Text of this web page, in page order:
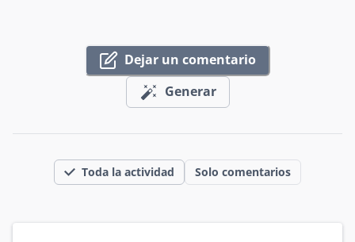
Dejar un comentario
Generar
Toda la actividad Solo comentarios